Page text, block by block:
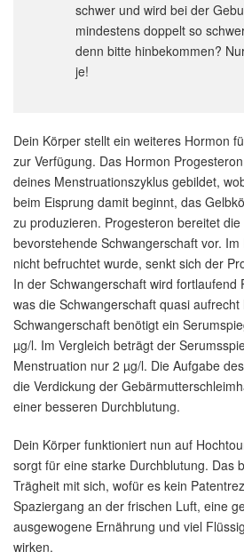
schwer und wird bei der
mindestens doppelt so
denn bitte hinbekommen?
je!
Dein Körper stellt ein weiteres Hormon
zur Verfügung. Das Hormon
deines Menstruationszyklus gebildet,
beim Eisprung damit beginnt, das
zu produzieren. Progesteron bereitet
bevorstehende Schwangerschaft vor.
nicht befruchtet wurde, senkt sich der
In der Schwangerschaft wird fortlaufend
was die Schwangerschaft quasi aufrecht
Schwangerschaft benötigt ein
µg/l. Im Vergleich beträgt der
Menstruation nur 2 µg/l. Die Aufgabe
die Verdickung der
einer besseren Durchblutung.
Dein Körper funktioniert nun auf
sorgt für eine starke Durchblutung. Das
Trägheit mit sich, wofür es kein
Spaziergang an der frischen Luft, eine
ausgewogene Ernährung und viel
wirken.